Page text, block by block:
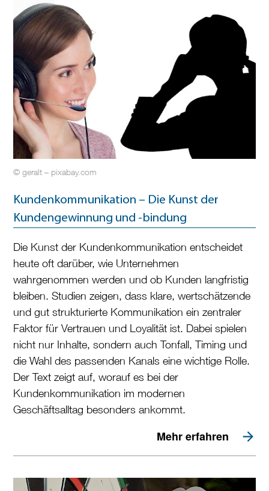
© geralt – pixabay.com
Kundenkommunikation – Die Kunst der
Kundengewinnung und -bindung
Die Kunst der Kundenkommunikation entscheidet
heute oft darüber, wie Unternehmen
wahrgenommen werden und ob Kunden langfristig
bleiben. Studien zeigen, dass klare, wertschätzende
und gut strukturierte Kommunikation ein zentraler
Faktor für Vertrauen und Loyalität ist. Dabei spielen
nicht nur Inhalte, sondern auch Tonfall, Timing und
die Wahl des passenden Kanals eine wichtige Rolle.
Der Text zeigt auf, worauf es bei der
Kundenkommunikation im modernen
Geschäftsalltag besonders ankommt.
Mehr erfahren